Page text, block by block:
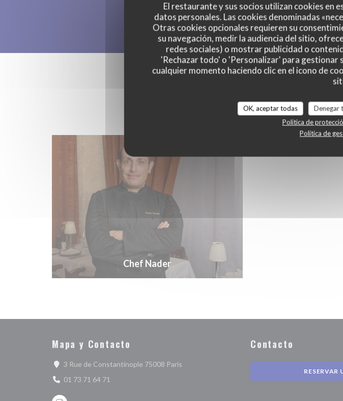
El restaurante y sus socios utilizan cookies en
datos personales. Las cookies denominadas
Otras cookies opcionales requieren su
su navegación, medir la audiencia del sitio,
redes sociales) o mostrar publicidad o
'Rechazar todo' o 'Personalizar' para gestionar
cualquier momento haciendo clic en el icono de
OK, aceptar todas Denegar
Política de
Política de
Chef Nader
Mapa y Contacto
3 Rue de Constantinople 75008 Paris ((abre en una nueva ventana))
01 73 71 64 71
Contacto
RESERVAR